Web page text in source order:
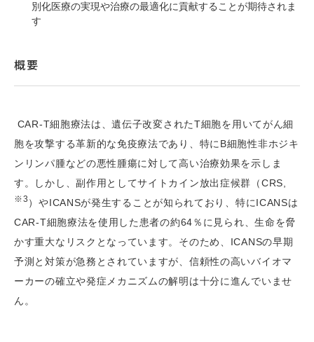
別化医療の実現や治療の最適化に貢献することが期待されま
す
概要
CAR-T細胞療法は、遺伝子改変されたT細胞を用いてがん細
胞を攻撃する革新的な免疫療法であり、特にB細胞性非ホジキ
ンリンパ腫などの悪性腫瘍に対して高い治療効果を示しま
す。しかし、副作用としてサイトカイン放出症候群（CRS,
※3 ）やICANSが発生することが知られており、特にICANSは
CAR-T細胞療法を使用した患者の約64％に見られ、生命を脅
かす重大なリスクとなっています。そのため、ICANSの早期
予測と対策が急務とされていますが、信頼性の高いバイオマ
ーカーの確立や発症メカニズムの解明は十分に進んでいませ
ん。